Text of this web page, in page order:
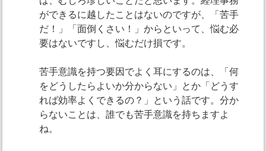
ができるに越したことはないのですが、「苦手
だ！」「面倒くさい！」からといって、悩む必
要はないですし、悩むだけ損です。
苦手意識を持つ要因でよく耳にするのは、「何
をどうしたらよいか分からない」とか「どうす
れば効率よくできるの？」という話です。分か
らないことは、誰でも苦手意識を持ちますよ
ね。